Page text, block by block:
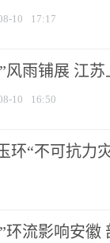
10 17:17
风雨铺展 江
10 16:50
“不可抗力
环流影响安